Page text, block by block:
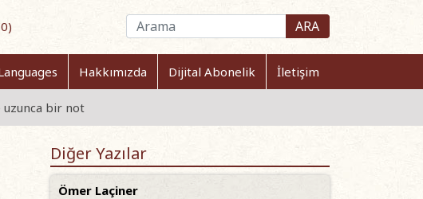
0) ARA
Hakkımızda Dijital Abonelik İletişim
uzunca bir not
Diğer Yazılar
Ömer Laçiner